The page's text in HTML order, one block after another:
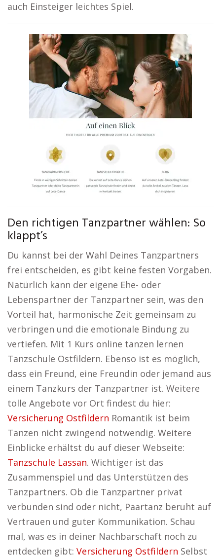
auch Einsteiger leichtes Spiel.
Den richtigen Tanzpartner wählen: So
klappt’s
Du kannst bei der Wahl Deines Tanzpartners
frei entscheiden, es gibt keine festen Vorgaben.
Natürlich kann der eigene Ehe- oder
Lebenspartner der Tanzpartner sein, was den
Vorteil hat, harmonische Zeit gemeinsam zu
verbringen und die emotionale Bindung zu
vertiefen. Mit 1 Kurs online tanzen lernen
Tanzschule Ostfildern. Ebenso ist es möglich,
dass ein Freund, eine Freundin oder jemand aus
einem Tanzkurs der Tanzpartner ist. Weitere
tolle Angebote vor Ort findest du hier:
Versicherung Ostfildern Romantik ist beim
Tanzen nicht zwingend notwendig. Weitere
Einblicke erhältst du auf dieser Webseite:
Tanzschule Lassan. Wichtiger ist das
Zusammenspiel und das Unterstützen des
Tanzpartners. Ob die Tanzpartner privat
verbunden sind oder nicht, Paartanz beruht auf
Vertrauen und guter Kommunikation. Schau
mal, was es in deiner Nachbarschaft noch zu
entdecken gibt: Versicherung Ostfildern Selbst